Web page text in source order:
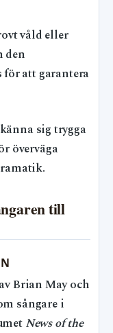
våld eller
den
för att garantera
sig trygga
överväga
till
Brian May och
sångare i
News of the